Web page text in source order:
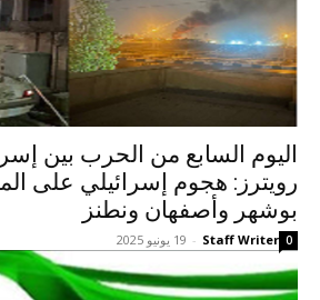
اليوم السابع من الحرب بين
رويترز: هجوم إسرائيلي على
بوشهر وأصفهان ونطنز
Staff Writer
- 19 يونيو 2025 0